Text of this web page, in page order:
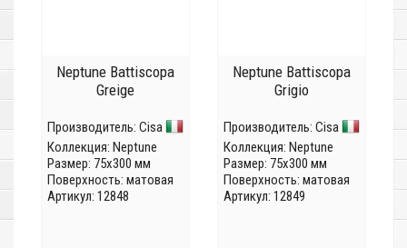
Neptune Battiscopa
Greige
Производитель: Cisa
Коллекция: Neptune
Размер: 75x300 мм
Поверхность: матовая
Артикул: 12848
Neptune Battiscopa
Grigio
Производитель: Cisa
Коллекция: Neptune
Размер: 75x300 мм
Поверхность: матовая
Артикул: 12849